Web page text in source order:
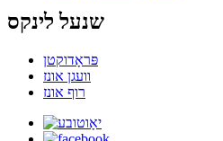
שנעל לינקס
פּראָדוקטן
וועגן אונז
רוף אונז